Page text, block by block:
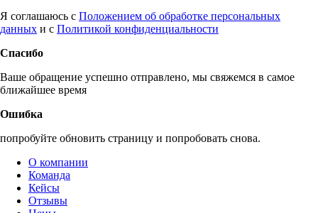
Я соглашаюсь с Положением об обработке персональных
данных и с Политикой конфиденциальности
Спасибо
Ваше обращение успешно отправлено, мы свяжемся в самое
ближайшее время
Ошибка
попробуйте обновить страницу и попробовать снова.
О компании
Команда
Кейсы
Отзывы